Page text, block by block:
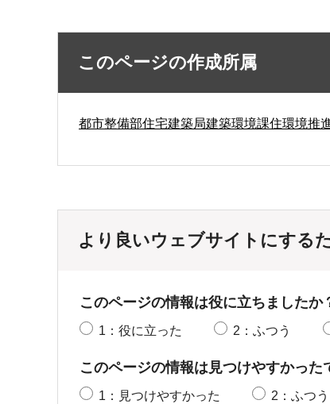
このページの作成所属
都市整備部住宅建築局建築環境課住環境推
より良いウェブサイトにする
このページの情報は役に立ちましたか
1：役に立った 2：ふつう
このページの情報は見つけやすかった
1：見つけやすかった 2：ふつう